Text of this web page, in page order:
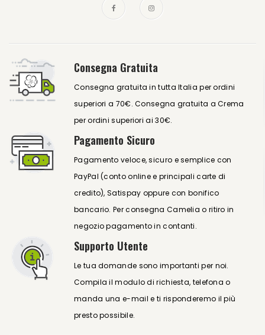
Consegna Gratuita
Consegna gratuita in tutta Italia per ordini
superiori a 70€. Consegna gratuita a Crema
per ordini superiori ai 30€.
Pagamento Sicuro
Pagamento veloce, sicuro e semplice con
PayPal (conto online e principali carte di
credito), Satispay oppure con bonifico
bancario. Per consegna Camelia o ritiro in
negozio pagamento in contanti.
Supporto Utente
Le tua domande sono importanti per noi.
Compila il modulo di richiesta, telefona o
manda una e-mail e ti risponderemo il più
presto possibile.